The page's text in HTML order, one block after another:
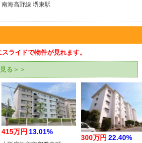
南海高野線 堺東駅
ライドで物件が見れます。
る＞＞
415万円 13.01%
300万円 22.40%